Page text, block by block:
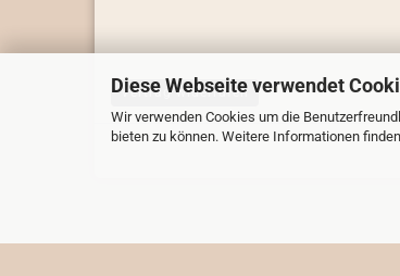
Diese Webseite verwendet
Wir verwenden Cookies um die
bieten zu können. Weitere Informationen
Vertrag widerrufen